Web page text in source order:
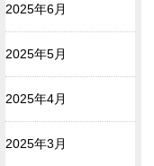
2025年6月
2025年5月
2025年4月
2025年3月